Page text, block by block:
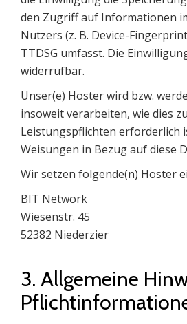
den Zugriff auf Informationen
Nutzers (z. B. Device-
TTDSG umfasst. Die
widerrufbar.
Unser(e) Hoster wird bzw.
insoweit verarbeiten, wie dies
Leistungspflichten erforderlich
Weisungen in Bezug auf diese
Wir setzen folgende(n) Hoster
BIT Network
Wiesenstr. 45
52382 Niederzier
3. Allgemeine